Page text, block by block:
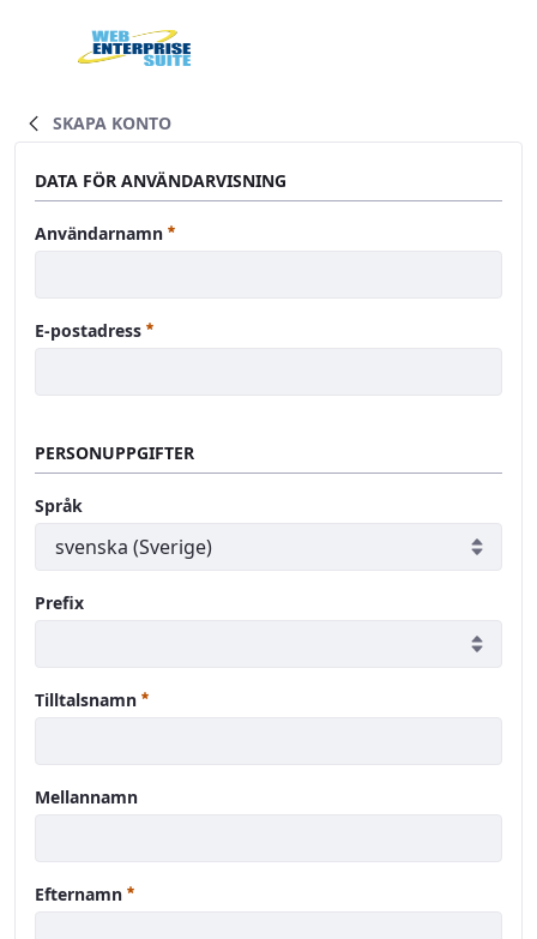
Home
SKAPA KONTO
DATA FÖR ANVÄNDARVISNING
Användarnamn Obligatoriskt
E-postadress Obligatoriskt
PERSONUPPGIFTER
Språk
Prefix
Tilltalsnamn Obligatoriskt
Mellannamn
Efternamn Obligatoriskt